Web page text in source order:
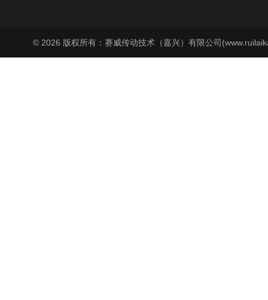
© 2026 版权所有：赛威传动技术（嘉兴）有限公司